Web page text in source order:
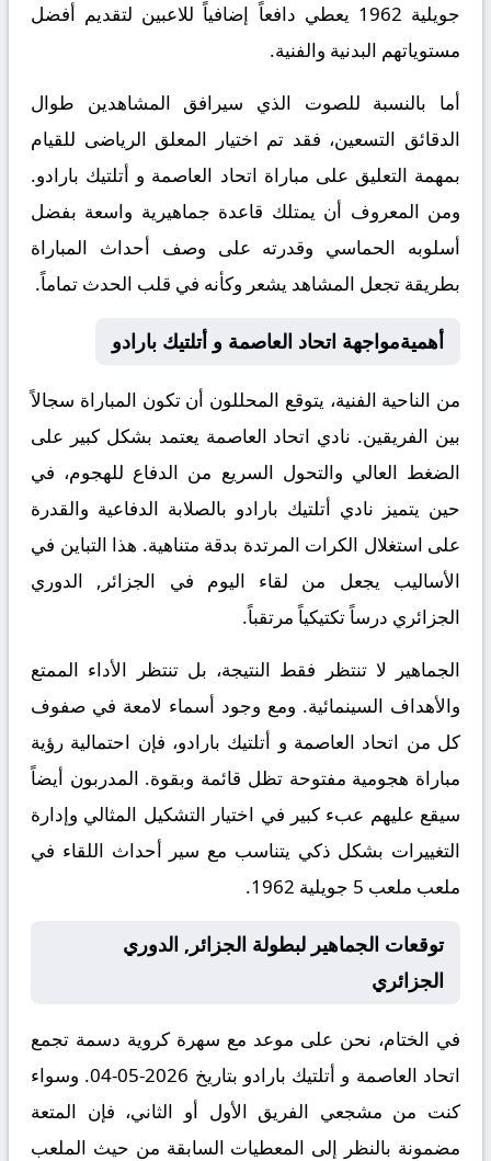
جويلية 1962 يعطي دافعاً إضافياً للاعبين لتقديم أفضل
مستوياتهم البدنية والفنية.
أما بالنسبة للصوت الذي سيرافق المشاهدين طوال
الدقائق التسعين، فقد تم اختيار المعلق الرياضى للقيام
بمهمة التعليق على مباراة اتحاد العاصمة و أتلتيك بارادو.
ومن المعروف أن يمتلك قاعدة جماهيرية واسعة بفضل
أسلوبه الحماسي وقدرته على وصف أحداث المباراة
بطريقة تجعل المشاهد يشعر وكأنه في قلب الحدث تماماً.
أهميةمواجهة اتحاد العاصمة و أتلتيك بارادو
من الناحية الفنية، يتوقع المحللون أن تكون المباراة سجالاً
بين الفريقين. نادي اتحاد العاصمة يعتمد بشكل كبير على
الضغط العالي والتحول السريع من الدفاع للهجوم، في
حين يتميز نادي أتلتيك بارادو بالصلابة الدفاعية والقدرة
على استغلال الكرات المرتدة بدقة متناهية. هذا التباين في
الأساليب يجعل من لقاء اليوم في الجزائر, الدوري
الجزائري درساً تكتيكياً مرتقباً.
الجماهير لا تنتظر فقط النتيجة، بل تنتظر الأداء الممتع
والأهداف السينمائية. ومع وجود أسماء لامعة في صفوف
كل من اتحاد العاصمة و أتلتيك بارادو، فإن احتمالية رؤية
مباراة هجومية مفتوحة تظل قائمة وبقوة. المدربون أيضاً
سيقع عليهم عبء كبير في اختيار التشكيل المثالي وإدارة
التغييرات بشكل ذكي يتناسب مع سير أحداث اللقاء في
ملعب ملعب 5 جويلية 1962.
توقعات الجماهير لبطولة الجزائر, الدوري
الجزائري
في الختام، نحن على موعد مع سهرة كروية دسمة تجمع
اتحاد العاصمة و أتلتيك بارادو بتاريخ 2026-05-04. وسواء
كنت من مشجعي الفريق الأول أو الثاني، فإن المتعة
مضمونة بالنظر إلى المعطيات السابقة من حيث الملعب